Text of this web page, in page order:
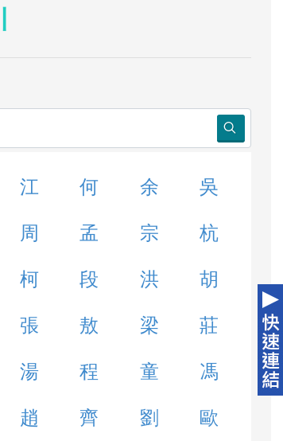
江 何 余 吳
周 孟 宗 杭
柯 段 洪 胡
張 敖 梁 莊
湯 程 童 馮
趙 齊 劉 歐